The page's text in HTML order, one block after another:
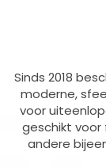
Sinds 2018
moderne,
voor
geschikt voor
andere